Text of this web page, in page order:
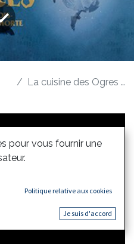
La cuisine des Ogres - T01
pour vous fournir une
Politique relative aux cookies
Je suis d'accord